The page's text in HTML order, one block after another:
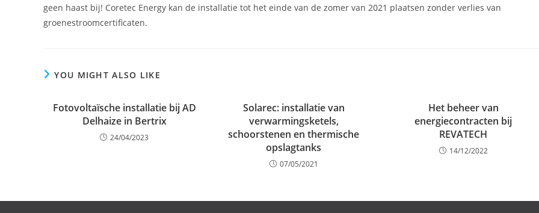
geen haast bij! Coretec Energy kan de installatie tot het einde van de zomer van 2021 plaatsen zonder verlies van
groenestroomcertificaten.
YOU MIGHT ALSO LIKE
Fotovoltaïsche installatie bij AD
Delhaize in Bertrix
24/04/2023
Solarec: installatie van
verwarmingsketels,
schoorstenen en thermische
opslagtanks
07/05/2021
Het beheer van
energiecontracten bij
REVATECH
14/12/2022